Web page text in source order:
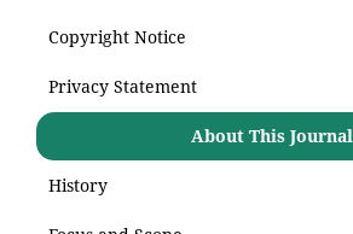
Copyright Notice
Privacy Statement
About This Journal
History